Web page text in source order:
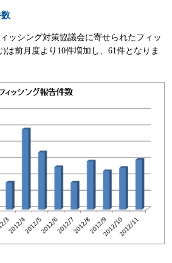
メンバー
ッシング対策協議会に寄せられたフィッ
は前月度より10件増加し、61件となりま